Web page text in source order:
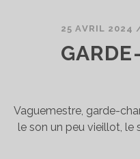
25 AVRIL 2024
Vaguemestre, garde-
le son un peu vieillot, le